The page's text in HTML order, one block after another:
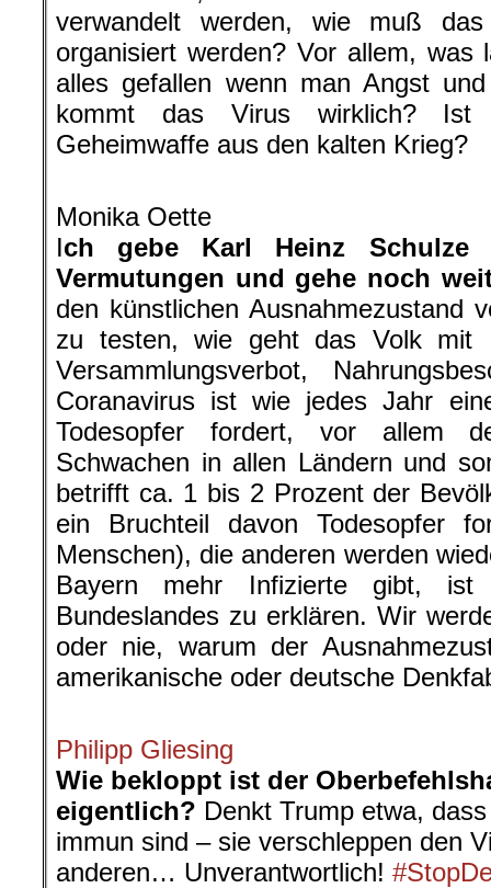
verwandelt werden, wie muß das
organisiert werden? Vor allem, was
alles gefallen wenn man Angst
kommt das Virus wirklich? Ist
Geheimwaffe aus den kalten Krieg?
Monika Oette
Ich gebe Karl Heinz
Vermutungen und gehe noch
den künstlichen Ausnahmezustand
zu testen, wie geht das Volk mit
Versammlungsverbot,
Coranavirus ist wie jedes Jahr
Todesopfer fordert, vor allem
Schwachen in allen Ländern und
betrifft ca. 1 bis 2 Prozent der
ein Bruchteil davon Todesopfer
Menschen), die anderen werden
Bayern mehr Infizierte gibt,
Bundeslandes zu erklären. Wir
oder nie, warum der
amerikanische oder deutsche
Philipp Gliesing
Wie bekloppt ist der
eigentlich? Denkt Trump etwa,
immun sind – sie verschleppen den
anderen… Unverantwortlich!